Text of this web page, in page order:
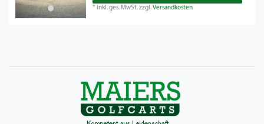
*inkl. ges. MwSt.zzgl.Versandkosten